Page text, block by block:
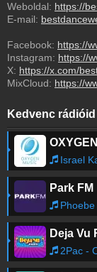
Weboldal: https://
E-mail:
Facebook: https://
Instagram: https://
X: https://x.com/
MixCloud: https://
Kedvenc rádióid
Israel
Park FM
Deja Vu
2Pac -